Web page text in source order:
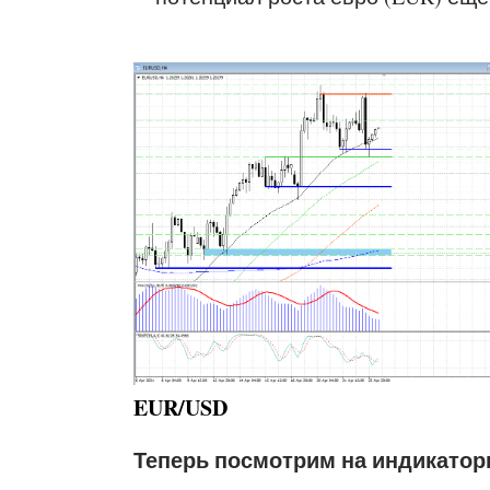
EUR/USD
Теперь посмотрим на